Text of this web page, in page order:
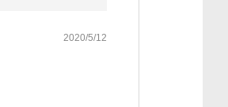
2020/5/12